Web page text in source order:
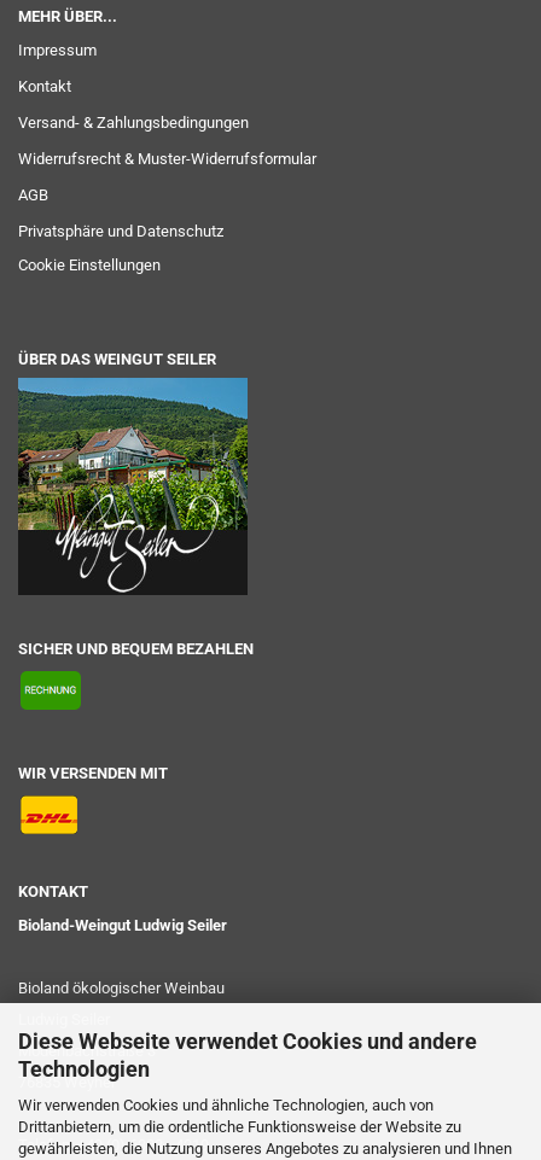
Diese Webseite verwendet Cookies und andere
Technologien
Wir verwenden Cookies und ähnliche Technologien, auch von
Drittanbietern, um die ordentliche Funktionsweise der Website zu
gewährleisten, die Nutzung unseres Angebotes zu analysieren und Ihnen
MEHR ÜBER...
Impressum
Kontakt
Versand- & Zahlungsbedingungen
Widerrufsrecht & Muster-Widerrufsformular
AGB
Privatsphäre und Datenschutz
Cookie Einstellungen
ÜBER DAS WEINGUT SEILER
SICHER UND BEQUEM BEZAHLEN
WIR VERSENDEN MIT
KONTAKT
Bioland-Weingut Ludwig Seiler
Bioland ökologischer Weinbau
Modenbachstraße 3
76835 Weyher
Telefon: +49 (0) 6323 - 4219